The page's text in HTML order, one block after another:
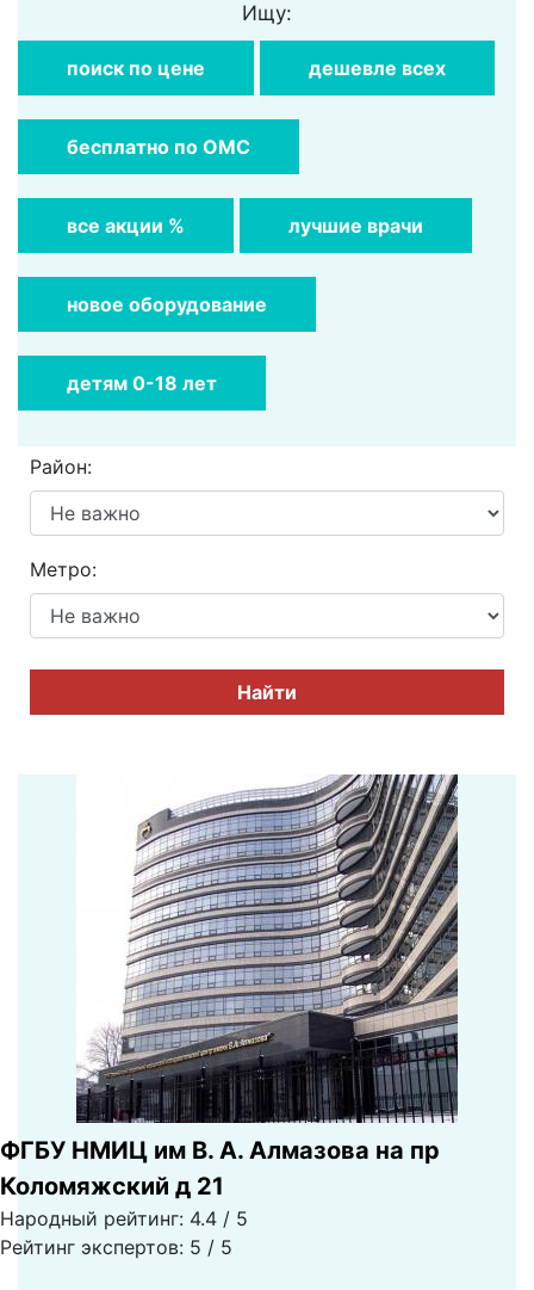
Ищу:
поиск по цене дешевле всех
бесплатно по ОМС
все акции % лучшие врачи
новое оборудование
детям 0-18 лет
Район:
Метро:
Найти
ФГБУ НМИЦ им В. А. Алмазова на пр
Коломяжский д 21
Народный рейтинг: 4.4 / 5
Рейтинг экспертов: 5 / 5